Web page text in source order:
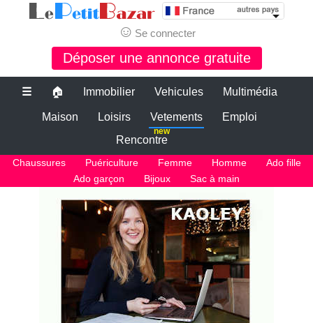
☺ Se connecter
Déposer une annonce gratuite
☰ 🏠 Immobilier Vehicules Multimédia
Maison Loisirs Vetements
Emploi
Rencontre
new
Chaussures Puériculture Femme Homme
Ado fille
Ado garçon
Bijoux Sac à main